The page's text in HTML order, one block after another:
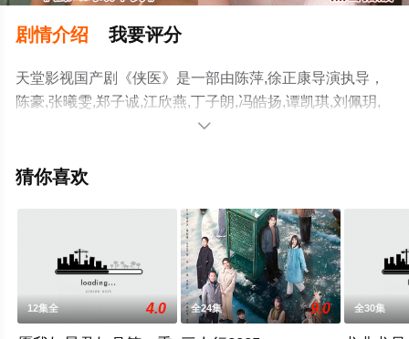
剧情介绍 我要评分
天堂影视国产剧《侠医》是一部由陈萍,徐正康导演执导，
陈豪,张曦雯,郑子诚,江欣燕,丁子朗,冯皓扬,谭凯琪,刘佩玥,
陈嘉辉,黎燕珊,郭柏妍,马贯东,卢宛茵,张武孝,林映辉,程可
皓谊,黄键丰,刘俊亨,苏丽明,冯子亮,卢映彤,叶进康等演员精
版电视剧全集就上天堂电影网，热播电视剧提前免费观
看，更多剧情信息可移步至豆瓣电视剧、电视猫或剧情网
等平台了解。

猜你喜欢
12集全 4.0 全24集 9.0 全30集